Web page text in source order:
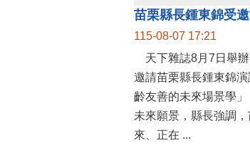
115-08-07 17:21
天下雜誌8月7日舉辦
邀請苗栗縣長鍾東錦
齡友善的未來場景學
未來願景，縣長強調
來、正在 ...